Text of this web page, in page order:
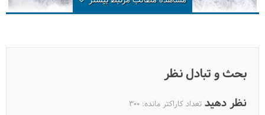
بحث و تبادل نظر
نظر دهید تعداد کاراکتر مانده: 300